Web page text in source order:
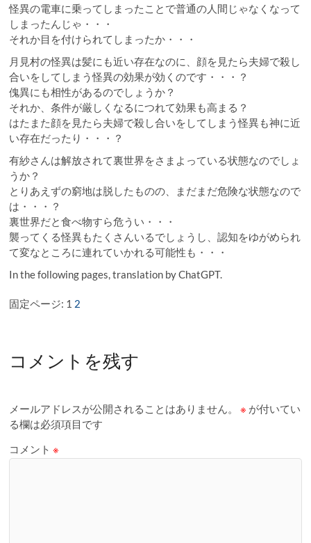
怪異の電車に乗ってしまったことで普通の人間じゃなくなって
しまったんじゃ・・・
それか目を付けられてしまったか・・・
月見村の怪異は髪にも近い存在なのに、顔を見たら夫婦で殺し
合いをしてしまう怪異の効果が効くのです・・・？
傀異にも相性があるのでしょうか？
それか、条件が厳しくなるにつれて効果も高まる？
はたまた顔を見たら夫婦で殺し合いをしてしまう怪異も神に近
い存在だったり・・・？
有紗さんは解放されて裏世界をさまよっている状態なのでしょ
うか？
とりあえずの窮地は脱したものの、まだまだ危険な状態なので
は・・・？
裏世界だと食べ物すら危うい・・・
襲ってくる怪異もたくさんいるでしょうし、認知をゆがめられ
て変なところに連れていかれる可能性も・・・
In the following pages, translation by ChatGPT.
固定ページ: 1 2
コメントを残す
メールアドレスが公開されることはありません。 ※ が付いてい
る欄は必須項目です
コメント※